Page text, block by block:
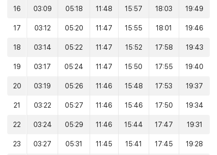
16 03:09 05:18 11:48 15:57 18:03 19:49
17 03:12 05:20 11:47 15:55 18:01 19:46
18 03:14 05:22 11:47 15:52 17:58 19:43
19 03:17 05:24 11:47 15:50 17:55 19:40
20 03:19 05:26 11:46 15:48 17:53 19:37
21 03:22 05:27 11:46 15:46 17:50 19:34
22 03:24 05:29 11:46 15:44 17:47 19:31
23 03:27 05:31 11:45 15:41 17:45 19:28